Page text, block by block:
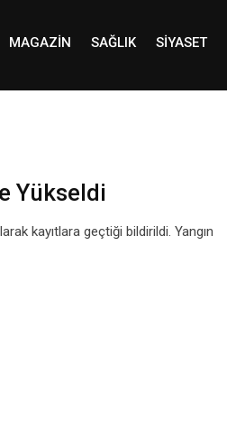
MAGAZIN SAĞLIK SIYASET
Yükseldi
kayıtlara geçtiği bildirildi. Yangın